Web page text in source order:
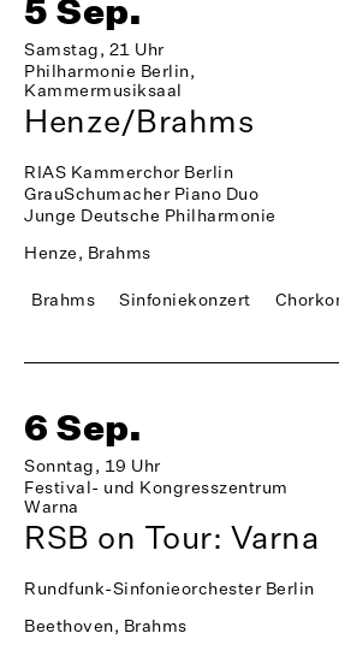
5 Sep.
Samstag, 21 Uhr
Philharmonie Berlin,
Kammermusiksaal
Henze/Brahms
RIAS Kammerchor Berlin
GrauSchumacher Piano Duo
Junge Deutsche Philharmonie
Henze, Brahms
Brahms Sinfoniekonzert
6 Sep.
Sonntag, 19 Uhr
Festival- und Kongresszentrum
Warna
RSB on Tour: Varna
Rundfunk-Sinfonieorchester Berlin
Beethoven, Brahms